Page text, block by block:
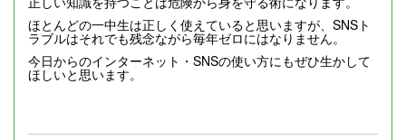
ほとんどの一中生は正しく使えていると思いますが、SNSト
ラブルはそれでも残念ながら毎年ゼロにはなりません。
今日からのインターネット・SNSの使い方にもぜひ生かして
ほしいと思います。